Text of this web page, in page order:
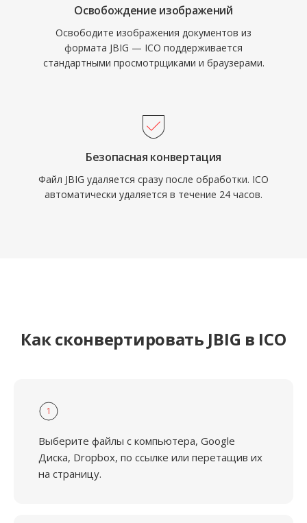
Освобождение изображений
Освободите изображения документов из
формата JBIG — ICO поддерживается
стандартными просмотрщиками и браузерами.
Безопасная конвертация
Файл JBIG удаляется сразу после обработки. ICO
автоматически удаляется в течение 24 часов.
Как сконвертировать JBIG в ICO
1
Выберите файлы с компьютера, Google
Диска, Dropbox, по ссылке или перетащив их
на страницу.